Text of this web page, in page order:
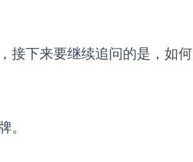
接下来要继续追问的是，如何
。